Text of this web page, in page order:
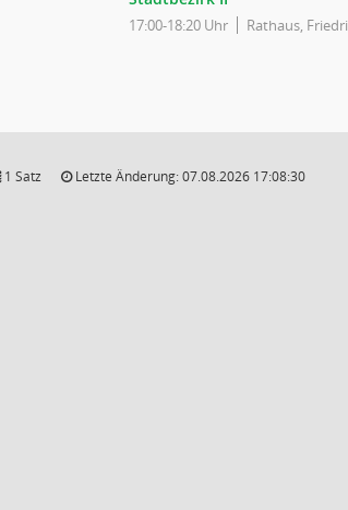
17:00-18:20 Uhr Rathaus,
1 Satz Letzte Änderung: 07.08.2026 17:08:30